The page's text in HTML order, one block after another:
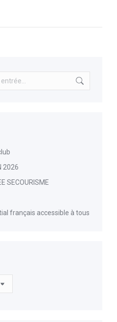
2026
SECOURISME
français accessible à tous